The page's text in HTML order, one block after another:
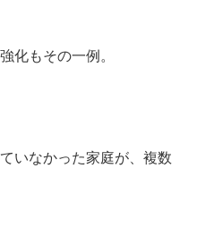
化もその一例。
いなかった家庭が、複数